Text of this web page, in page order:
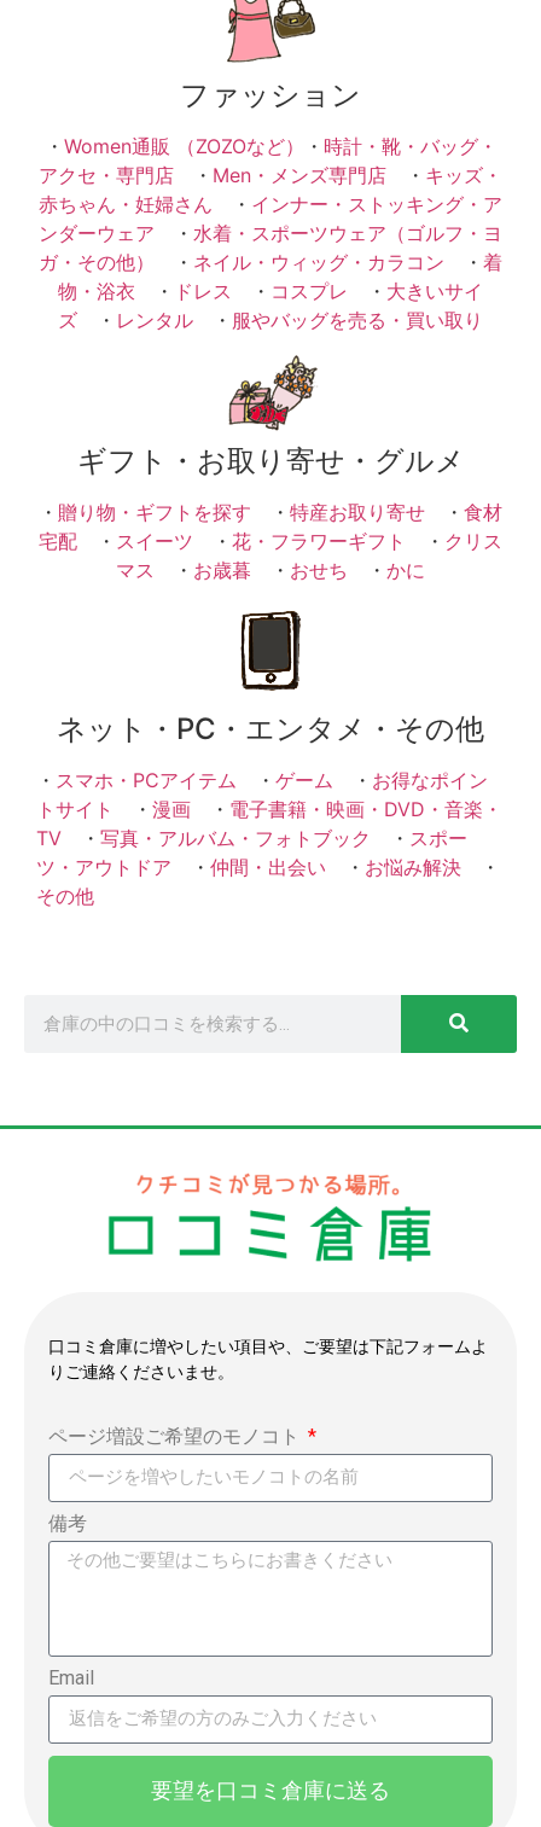
ファッション
・ Women通販 （ZOZOなど） ・ 時計・靴・バッグ・
アクセ・専門店 ・ Men・メンズ専門店 ・ キッズ・
赤ちゃん・妊婦さん ・ インナー・ストッキング・ア
ンダーウェア ・ 水着・スポーツウェア（ゴルフ・ヨ
ガ・その他）
・ ネイル・ウィッグ・カラコン ・ 着
物・浴衣 ・ ドレス ・ コスプレ ・ 大きいサイ
ズ ・ レンタル ・ 服やバッグを売る・買い取り
ギフト・お取り寄せ・グルメ
・ 贈り物・ギフトを探す ・ 特産お取り寄せ ・ 食材
宅配 ・ スイーツ ・ 花・フラワーギフト ・ クリス
マス ・ お歳暮 ・ おせち ・ かに
ネット・PC・エンタメ・その他
・ スマホ・PCアイテム ・ ゲーム ・ お得なポイン
トサイト
・ 漫画 ・ 電子書籍・映画・DVD・音楽・
TV ・ 写真・アルバム・フォトブック ・ スポー
ツ・アウトドア ・ 仲間・出会い ・ お悩み解決 ・
その他
口コミ倉庫に増やしたい項目や、ご要望は下記フォームよ
りご連絡くださいませ。
ページ増設ご希望のモノコト
備考
Email
要望を口コミ倉庫に送る